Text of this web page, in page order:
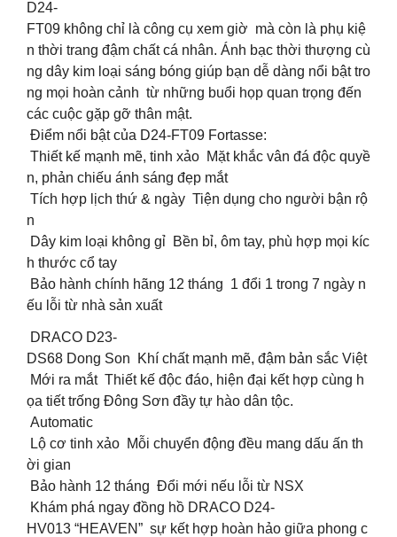
D24-
FT09 không chỉ là công cụ xem giờ mà còn là phụ kiệ
n thời trang đậm chất cá nhân. Ánh bạc thời thượng cù
ng dây kim loại sáng bóng giúp bạn dễ dàng nổi bật tro
ng mọi hoàn cảnh từ những buổi họp quan trọng đến
các cuộc gặp gỡ thân mật.
Điểm nổi bật của D24-FT09 Fortasse:
Thiết kế mạnh mẽ, tinh xảo Mặt khắc vân đá độc quyề
n, phản chiếu ánh sáng đẹp mắt
Tích hợp lịch thứ & ngày Tiện dụng cho người bận rộ
n
Dây kim loại không gỉ Bền bỉ, ôm tay, phù hợp mọi kíc
h thước cổ tay
️ Bảo hành chính hãng 12 tháng 1 đổi 1 trong 7 ngày n
ếu lỗi từ nhà sản xuất
️ DRACO D23-
DS68 Dong Son Khí chất mạnh mẽ, đậm bản sắc Việt
Mới ra mắt Thiết kế độc đáo, hiện đại kết hợp cùng h
ọa tiết trống Đông Sơn đầy tự hào dân tộc.
Automatic
Lộ cơ tinh xảo Mỗi chuyển động đều mang dấu ấn th
ời gian
Bảo hành 12 tháng Đổi mới nếu lỗi từ NSX
Khám phá ngay đồng hồ DRACO D24-
HV013 “HEAVEN” sự kết hợp hoàn hảo giữa phong c